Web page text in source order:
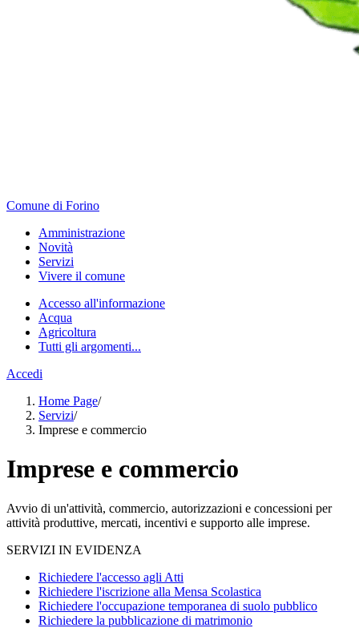
Comune di Forino
Amministrazione
Novità
Servizi
Vivere il comune
Accesso all'informazione
Acqua
Agricoltura
Tutti gli argomenti...
Accedi
Home Page/
Servizi/
Imprese e commercio
Imprese e commercio
Avvio di un'attività, commercio, autorizzazioni e concessioni per
attività produttive, mercati, incentivi e supporto alle imprese.
SERVIZI IN EVIDENZA
Richiedere l'accesso agli Atti
Richiedere l'iscrizione alla Mensa Scolastica
Richiedere l'occupazione temporanea di suolo pubblico
Richiedere la pubblicazione di matrimonio